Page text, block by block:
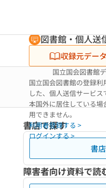
図書館・個人送
収録元デー
国立国会図書館
国立国会図書館の登録
した、個人送信サービ
本国外に居住している
用できません。
利用者登録する >
ログインする >
書店で探す
書
障害者向け資料で読